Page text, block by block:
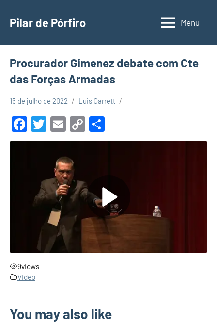
para
conteúdo
Pilar de Pórfiro Menu
Procurador Gimenez debate com Cte
das Forças Armadas
15 de julho de 2022 Luis Garrett
Facebook
Twitter
Email
Copy
Link
9views
Video
You may also like